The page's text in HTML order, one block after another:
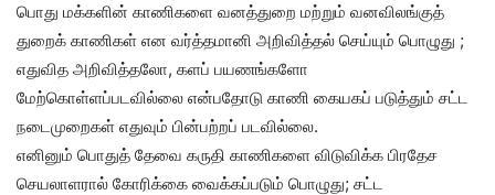
பொது மக்களின் காணிகளை வனத்துறை மற்றும் வனவிலங்குத்
துறைக் காணிகள் என வர்த்தமானி அறிவித்தல் செய்யும் பொழுது ;
எதுவித அறிவித்தலோ, களப் பயணங்களோ
மேற்கொள்ளப்படவில்லை என்பதோடு காணி கையகப் படுத்தும் சட்ட
நடைமுறைகள் எதுவும் பின்பற்றப் படவில்லை.
எனினும் பொதுத் தேவை கருதி காணிகளை விடுவிக்க பிரதேச
செயலாளரால் கோரிக்கை வைக்கப்படும் பொழுது; சட்ட